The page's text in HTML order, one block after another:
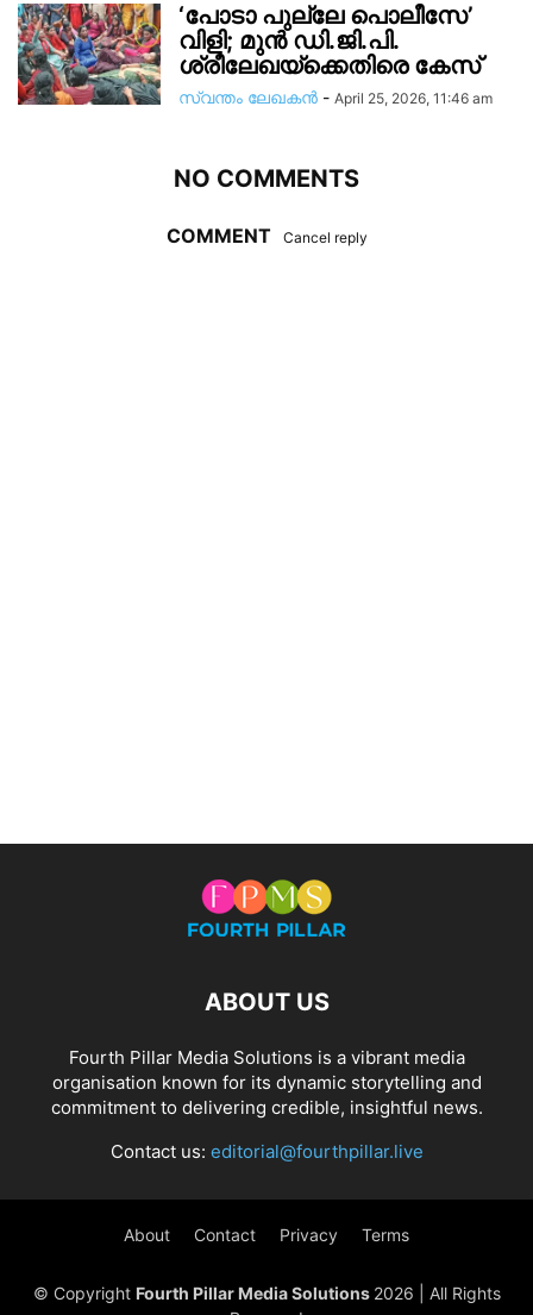
‘പോടാ പുല്ലേ പൊലീസേ’
വിളി; മുൻ ഡി.ജി.പി.
ശ്രീലേഖയ്ക്കെതിരെ കേസ്
സ്വന്തം ലേഖകന്‍ - April 25, 2026, 11:46 am
NO COMMENTS
COMMENT Cancel reply
ABOUT US
Fourth Pillar Media Solutions is a vibrant media
organisation known for its dynamic storytelling and
commitment to delivering credible, insightful news.
Contact us: editorial@fourthpillar.live
About Contact Privacy Terms
© Copyright Fourth Pillar Media Solutions 2026 | All Rights